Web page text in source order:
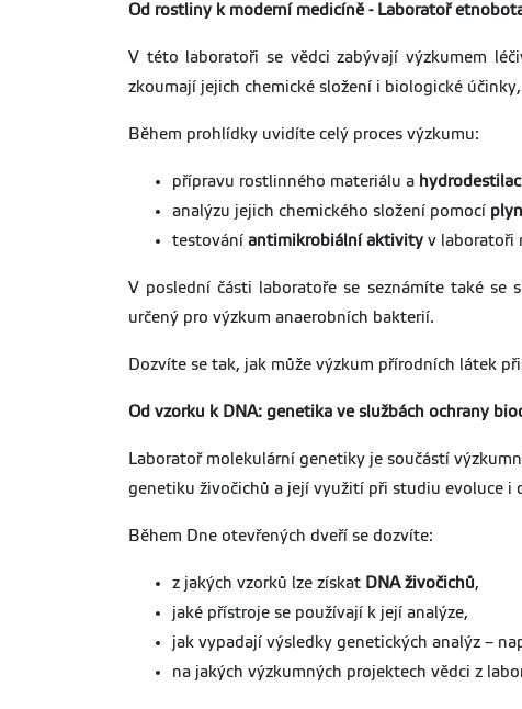
Od rostliny k moderní medicíně - Laboratoř
V této laboratoři se vědci zabývají výzkumem
zkoumají jejich chemické složení i biologické
Během prohlídky uvidíte celý proces výzkumu:
přípravu rostlinného materiálu a
analýzu jejich chemického složení pomocí
testování antimikrobiální aktivity v laboratoři
V poslední části laboratoře se seznámíte také se
určený pro výzkum anaerobních bakterií.
Dozvíte se tak, jak může výzkum přírodních látek
Od vzorku k DNA: genetika ve službách ochrany
Laboratoř molekulární genetiky je součástí
genetiku živočichů a její využití při studiu evoluce i
Během Dne otevřených dveří se dozvíte:
z jakých vzorků lze získat DNA živočichů,
jaké přístroje se používají k její analýze,
jak vypadají výsledky genetických analýz –
na jakých výzkumných projektech vědci z